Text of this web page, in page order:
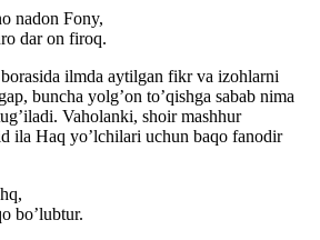
nadon Fony,
dar on firoq.
ilmda aytilgan fikr va izohlarni
buncha yolg’on to’qishga sabab nima
Vaholanki, shoir mashhur
ila Haq yo’lchilari uchun baqo fanodir
bo’lubtur.